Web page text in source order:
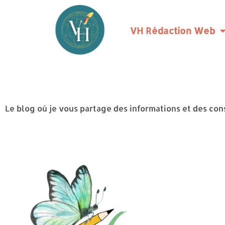
VH Rédaction Web
Le blog où je vous partage des informations et des